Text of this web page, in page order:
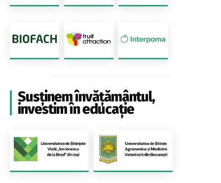
Susținem învățământul,
investim în educație